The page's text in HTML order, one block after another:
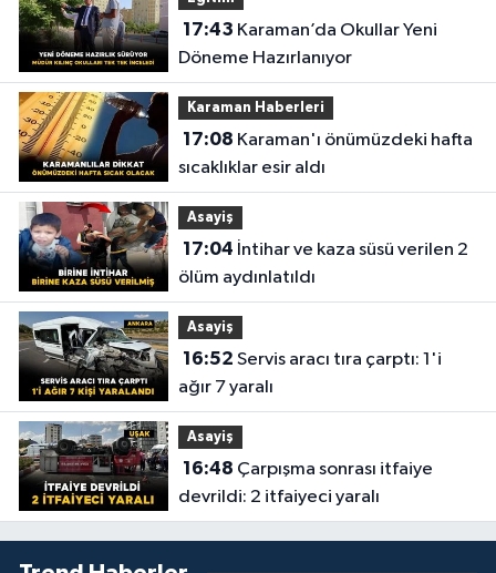
17:43
Döneme Hazırlanıyor
Karaman Haberleri
17:08
sıcaklıklar esir aldı
Asayiş
17:04
ölüm aydınlatıldı
Asayiş
16:52
ağır 7 yaralı
Asayiş
16:48
devrildi: 2 itfaiyeci yaralı